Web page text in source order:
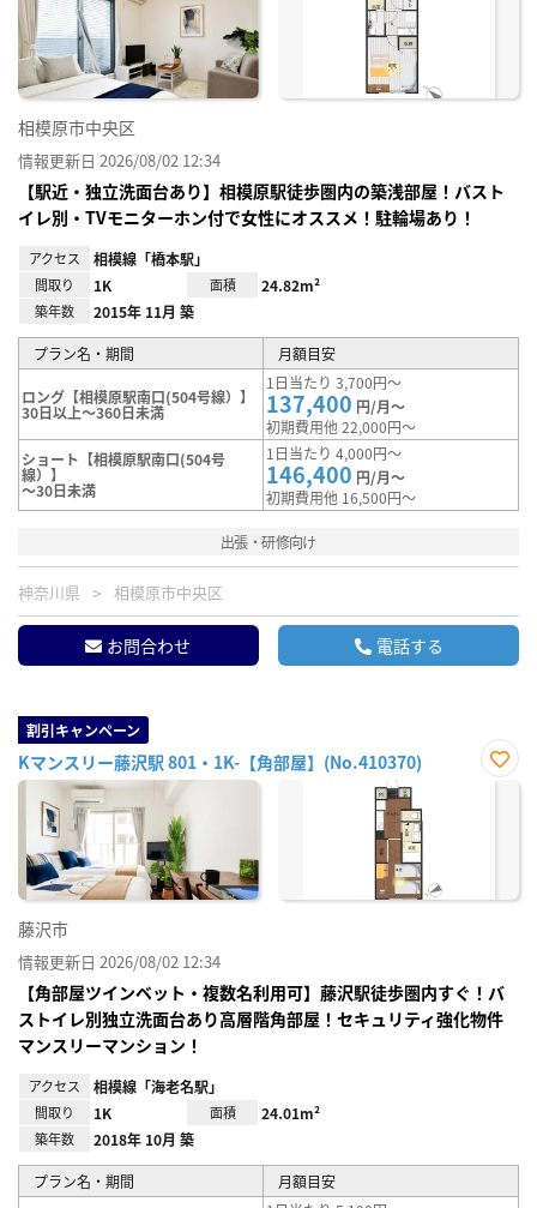
相模原市中央区
情報更新日 2026/08/02 12:34
【駅近・独立洗面台あり】相模原駅徒歩圏内の築浅部屋！バスト
イレ別・TVモニターホン付で女性にオススメ！駐輪場あり！
アクセス 相模線「橋本駅」
間取り 1K 面積 24.82m²
築年数 2015年 11月 築
プラン名・期間 月額目安
ロング【相模原駅南口(504号線）】
30日以上～360日未満
1日当たり 3,700円～
137,400 円/月～
初期費用他 22,000円～
ショート【相模原駅南口(504号
線）】
～30日未満
1日当たり 4,000円～
146,400 円/月～
初期費用他 16,500円～
出張・研修向け
神奈川県 相模原市中央区
お問合わせ 電話する
割引キャンペーン
Kマンスリー藤沢駅 801・1K-【角部屋】(No.410370)
お気
藤沢市
情報更新日 2026/08/02 12:34
【角部屋ツインベット・複数名利用可】藤沢駅徒歩圏内すぐ！バ
ストイレ別独立洗面台あり高層階角部屋！セキュリティ強化物件
マンスリーマンション！
アクセス 相模線「海老名駅」
間取り 1K 面積 24.01m²
築年数 2018年 10月 築
プラン名・期間
月額目安